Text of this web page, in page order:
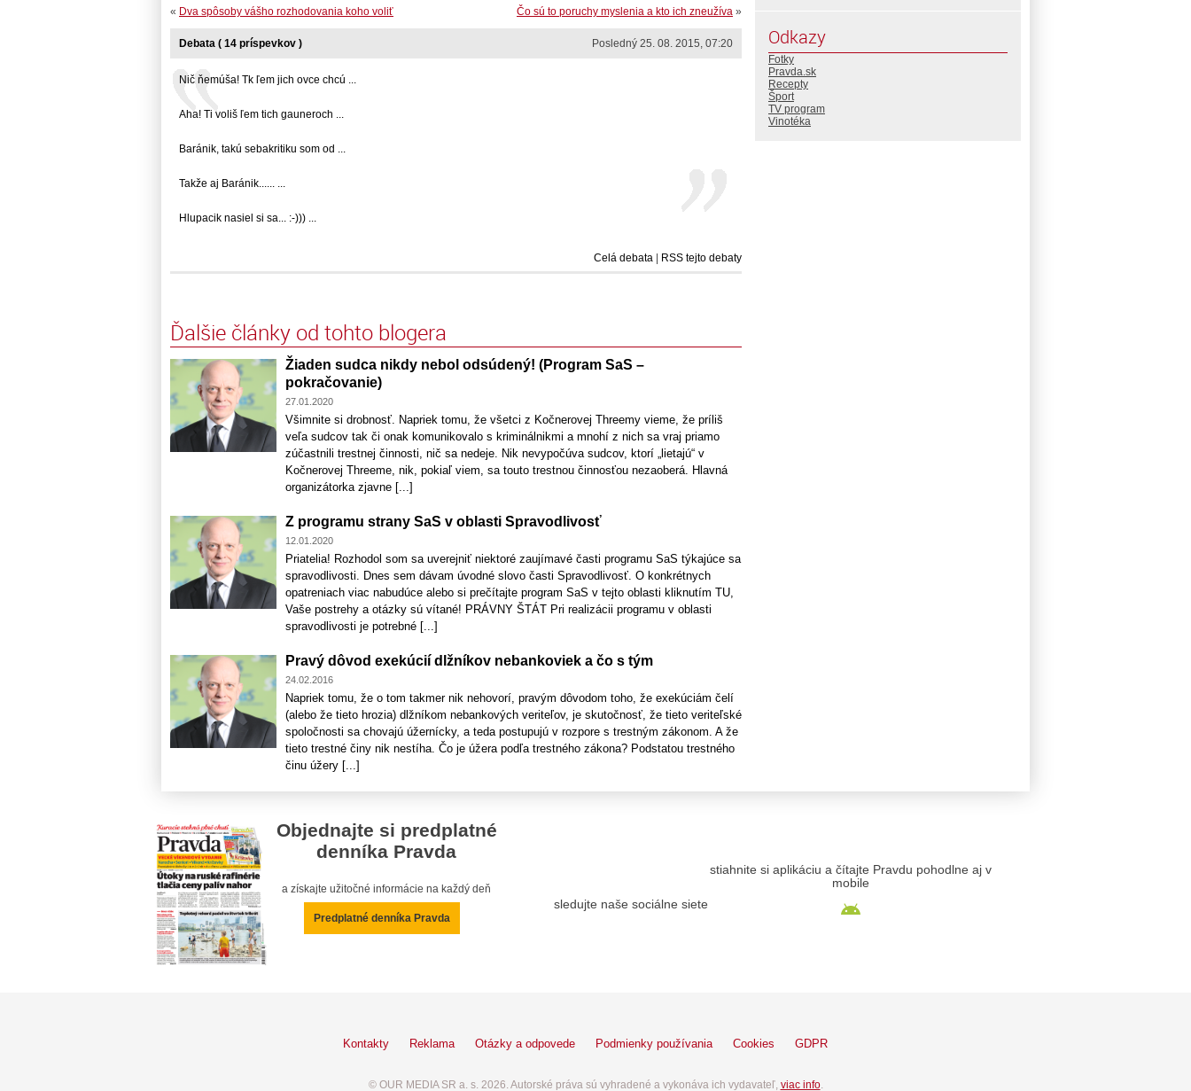
Čo sú to poruchy myslenia a kto ich zneužíva »
« Dva spôsoby vášho rozhodovania koho voliť
Posledný 25. 08. 2015, 07:20
Debata ( 14 príspevkov )
Nič ňemúša! Tk ľem jich ovce chcú ...
Aha! Ti voliš ľem tich gauneroch ...
Baránik, takú sebakritiku som od ...
Takže aj Baránik...... ...
Hlupacik nasiel si sa... :-))) ...
Celá debata RSS tejto debaty
Ďalšie články od tohto blogera
Žiaden sudca nikdy nebol odsúdený! (Program SaS –
pokračovanie)
27.01.2020
Všimnite si drobnosť. Napriek tomu, že všetci z Kočnerovej Threemy vieme, že príliš
veľa sudcov tak či onak komunikovalo s kriminálnikmi a mnohí z nich sa vraj priamo
zúčastnili trestnej činnosti, nič sa nedeje. Nik nevypočúva sudcov, ktorí „lietajú“ v
Kočnerovej Threeme, nik, pokiaľ viem, sa touto trestnou činnosťou nezaoberá. Hlavná
organizátorka zjavne [...]
Z programu strany SaS v oblasti Spravodlivosť
12.01.2020
Priatelia! Rozhodol som sa uverejniť niektoré zaujímavé časti programu SaS týkajúce sa
spravodlivosti. Dnes sem dávam úvodné slovo časti Spravodlivosť. O konkrétnych
opatreniach viac nabudúce alebo si prečítajte program SaS v tejto oblasti kliknutím TU,
Vaše postrehy a otázky sú vítané! PRÁVNY ŠTÁT Pri realizácii programu v oblasti
spravodlivosti je potrebné [...]
Pravý dôvod exekúcií dlžníkov nebankoviek a čo s tým
24.02.2016
Napriek tomu, že o tom takmer nik nehovorí, pravým dôvodom toho, že exekúciám čelí
(alebo že tieto hrozia) dlžníkom nebankových veriteľov, je skutočnosť, že tieto veriteľské
spoločnosti sa chovajú úžernícky, a teda postupujú v rozpore s trestným zákonom. A že
tieto trestné činy nik nestíha. Čo je úžera podľa trestného zákona? Podstatou trestného
činu úžery [...]
Odkazy
Fotky
Pravda.sk
Recepty
Šport
TV program
Vinotéka
Objednajte si predplatné
denníka Pravda
a získajte užitočné informácie na každý deň
Predplatné denníka Pravda
sledujte naše sociálne siete
stiahnite si aplikáciu a čítajte Pravdu pohodlne aj v
mobile
Kontakty Reklama Otázky a odpovede Podmienky používania Cookies GDPR
© OUR MEDIA SR a. s. 2026. Autorské práva sú vyhradené a vykonáva ich vydavateľ, viac info.